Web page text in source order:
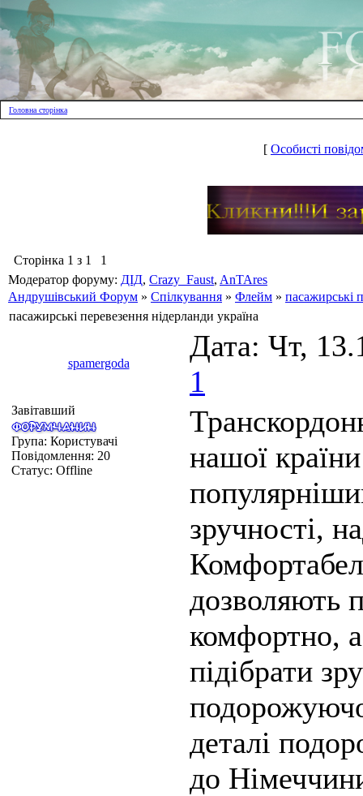
Головна сторінка
[ Особисті
Сторінка 1 з 1
1
Модератор форуму: ДІД, Crazy_Faust, AnTAres
Андрушівський Форум » Спілкування » Флейм » пасажирські
пасажирські перевезення нідерланди україна
spamergoda
Дата: Чт,
1
Завітавший
Група: Користувачі
Повідомлення: 20
Статус: Offline
нашої
зручності,
дозволяють
комфортно,
підібрати
деталі
до